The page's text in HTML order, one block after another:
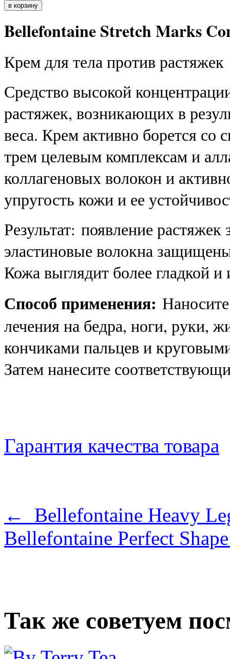
Bellefontaine Stretch Marks
Крем для тела против
Средство высокой
растяжек, возникающих в
веса. Крем активно борется со
трем целевым комплексам и
коллагеновых волокон и
упругость кожи и ее
Результат: появление
эластиновые волокна
Кожа выглядит более гладкой
Способ применения:
лечения на бедра, ноги, руки,
кончиками пальцев и
Затем нанесите
Гарантия качества товара
← Bellefontaine Heavy
Bellefontaine Perfect
Так же советуем